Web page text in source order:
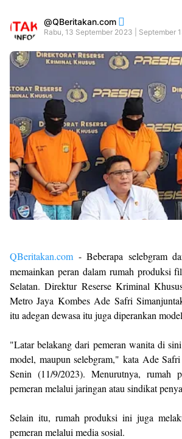
QBeritakan.com
Rabu, 13 September 2023 | September
QBeritakan.com - Beberapa selebgram
memainkan peran dalam rumah produksi
Selatan. Direktur Reserse Kriminal
Metro Jaya Kombes Ade Safri
itu adegan dewasa itu juga diperankan
"Latar belakang dari pemeran wanita di
model, maupun selebgram," kata Ade Safri
Senin (11/9/2023). Menurutnya, rumah
pemeran melalui jaringan atau sindikat
Selain itu, rumah produksi ini juga
pemeran melalui media sosial.